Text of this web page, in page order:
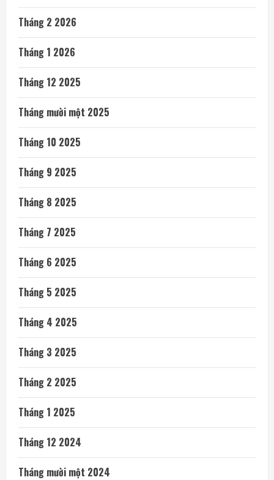
Tháng 2 2026
Tháng 1 2026
Tháng 12 2025
Tháng mười một 2025
Tháng 10 2025
Tháng 9 2025
Tháng 8 2025
Tháng 7 2025
Tháng 6 2025
Tháng 5 2025
Tháng 4 2025
Tháng 3 2025
Tháng 2 2025
Tháng 1 2025
Tháng 12 2024
Tháng mười một 2024